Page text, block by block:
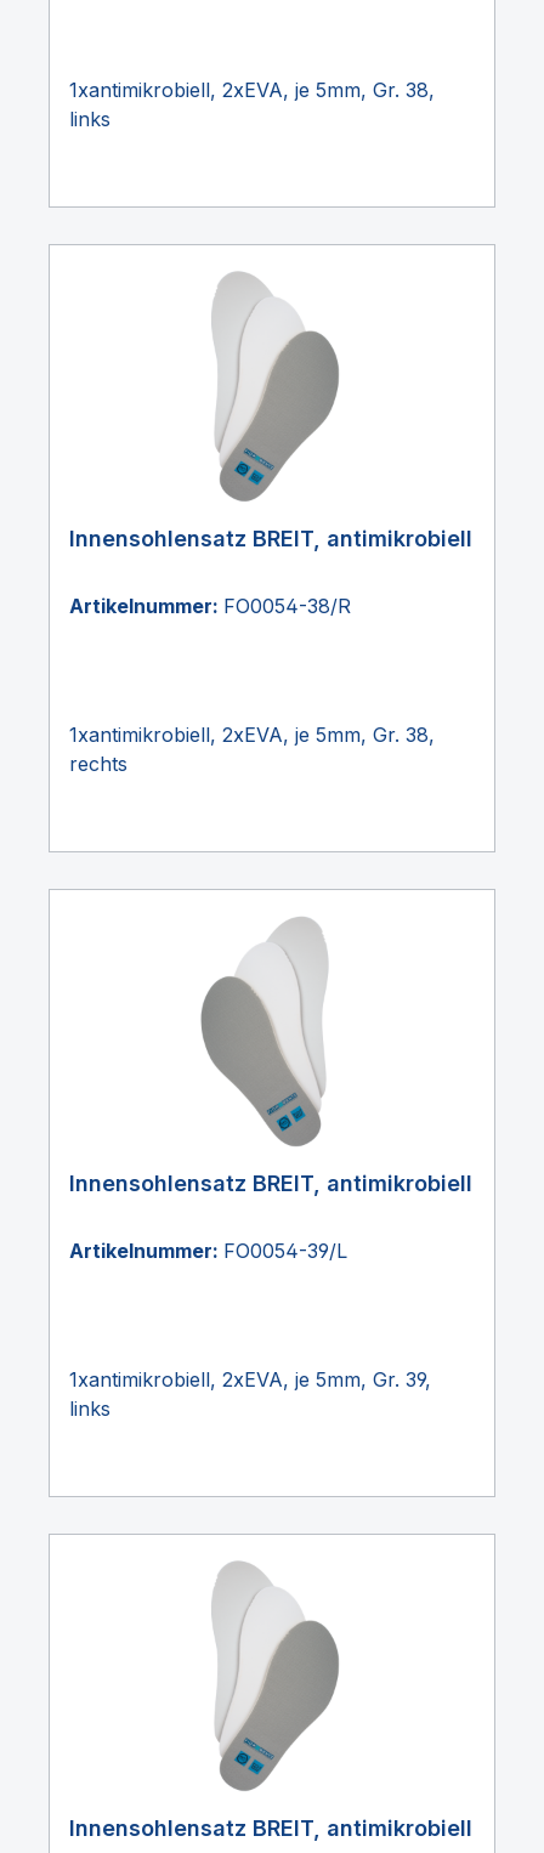
1xantimikrobiell, 2xEVA, je 5mm, Gr. 38,
links
Innensohlensatz BREIT, antimikrobiell
Artikelnummer: FO0054-38/R
1xantimikrobiell, 2xEVA, je 5mm, Gr. 38,
rechts
Innensohlensatz BREIT, antimikrobiell
Artikelnummer: FO0054-39/L
1xantimikrobiell, 2xEVA, je 5mm, Gr. 39,
links
Innensohlensatz BREIT, antimikrobiell